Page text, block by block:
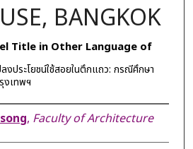
BANGKOK
Title in Other Language of
งประโยชน์ใช้สอยในตึกแถว: กรณีศึกษา
งเทพฯ
, Faculty of Architecture